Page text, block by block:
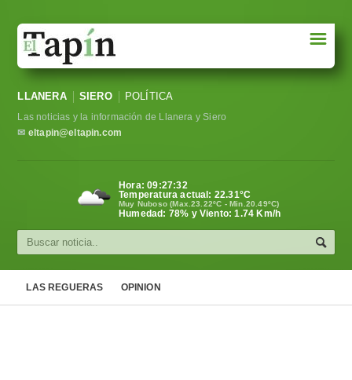
Sociedad
Política
Cultura
☰
LLANERA SIERO POLÍTICA
Las noticias y la información de Llanera y Siero
✉ eltapin@eltapin.com
Hora:09:27:33
Temperatura actual: 22.31°C
Muy Nuboso (Max.23.22ºC - Min.20.49ºC)
Humedad: 78% y Viento: 1.74 Km/h
LAS REGUERAS OPINION